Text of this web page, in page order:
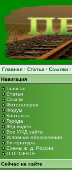
Главная · Статьи · Ссылки ·
Навигация
Главная
Статьи
Ссылки
Фотогалерея
Форум
Контакты
Города
Ж/д видео
Все УЖД сайта
Условные обозначения
Литература
Схемы ж. д. России
О ПРОЕКТЕ
Сейчас на сайте